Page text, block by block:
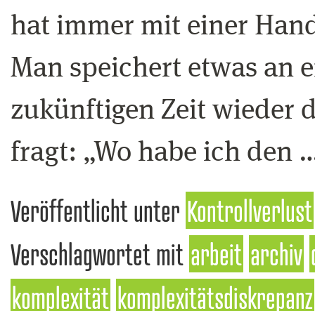
hat immer mit einer
Man speichert etwas an
zukünftigen Zeit wieder
fragt: „Wo habe ich den
Veröffentlicht unter Kontrollverlust
Verschlagwortet mit arbeit archiv
komplexität komplexitätsdiskrepanz